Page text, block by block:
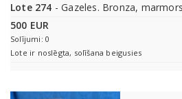
Lote 274 - Gazeles. Bronza,
500 EUR
Solījumi: 0
Lote ir noslēgta, solīšana beigusies